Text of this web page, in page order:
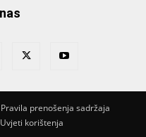
Pravila prenošenja sadržaja
Uvjeti korištenja